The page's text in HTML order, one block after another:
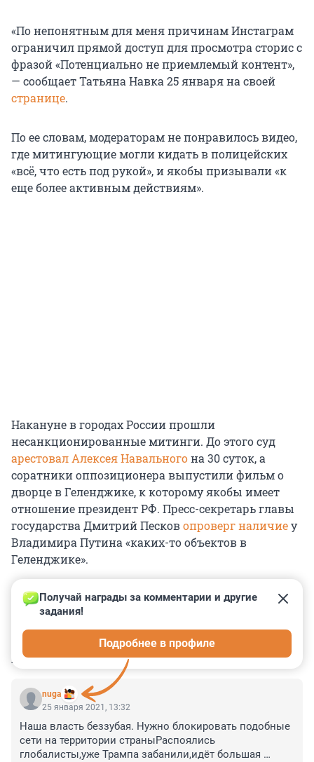
«По непонятным для меня причинам Инстаграм
ограничил прямой доступ для просмотра сторис с
фразой «Потенциально не приемлемый контент»,
— сообщает Татьяна Навка 25 января на своей
странице.
По ее словам, модераторам не понравилось видео,
где митингующие могли кидать в полицейских
«всё, что есть под рукой», и якобы призывали «к
еще более активным действиям».
Накануне в городах России прошли
несанкционированные митинги. До этого суд
арестовал Алексея Навальногона 30 суток, а
соратники оппозиционера выпустили фильм о
дворце в Геленджике, к которому якобы имеет
отношение президент РФ. Пресс-секретарь главы
государства Дмитрий Песковопроверг наличиеу
Владимира Путина «каких-то объектов в
Геленджике».
КОММЕНТАРИИ 35
nuga
Получай награды за комментарии и другие
задания!
Подробнее в профиле
25 января 2021, 13:32
Наша власть беззубая. Нужно блокировать подобные
сети на территории страныРаспоялись
глобалисты,уже Трампа забанили,идёт большая